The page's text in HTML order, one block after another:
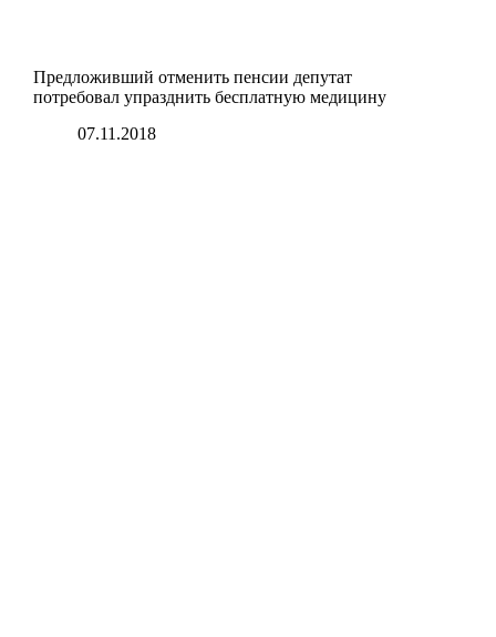
Предложивший отменить пенсии депутат
потребовал упразднить бесплатную медицину
07.11.2018